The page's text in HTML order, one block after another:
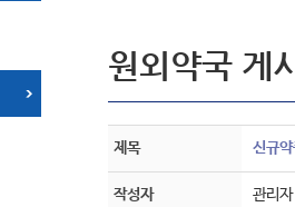
원외약국 게
제목 신규
작성자 관리자